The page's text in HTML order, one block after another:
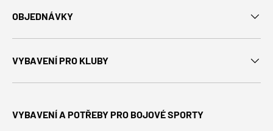
OBJEDNÁVKY
VYBAVENÍ PRO KLUBY
VYBAVENÍ A POTŘEBY PRO BOJOVÉ SPORTY